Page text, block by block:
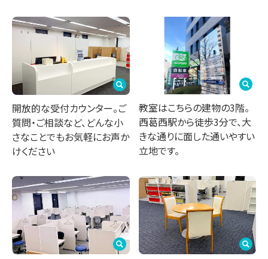
開放的な受付カウンター。ご
質問・ご相談など、どんな小
さなことでもお気軽にお声か
けください
教室はこちらの建物の3階。
西葛西駅から徒歩3分で、大
きな通りに面した通いやすい
立地です。